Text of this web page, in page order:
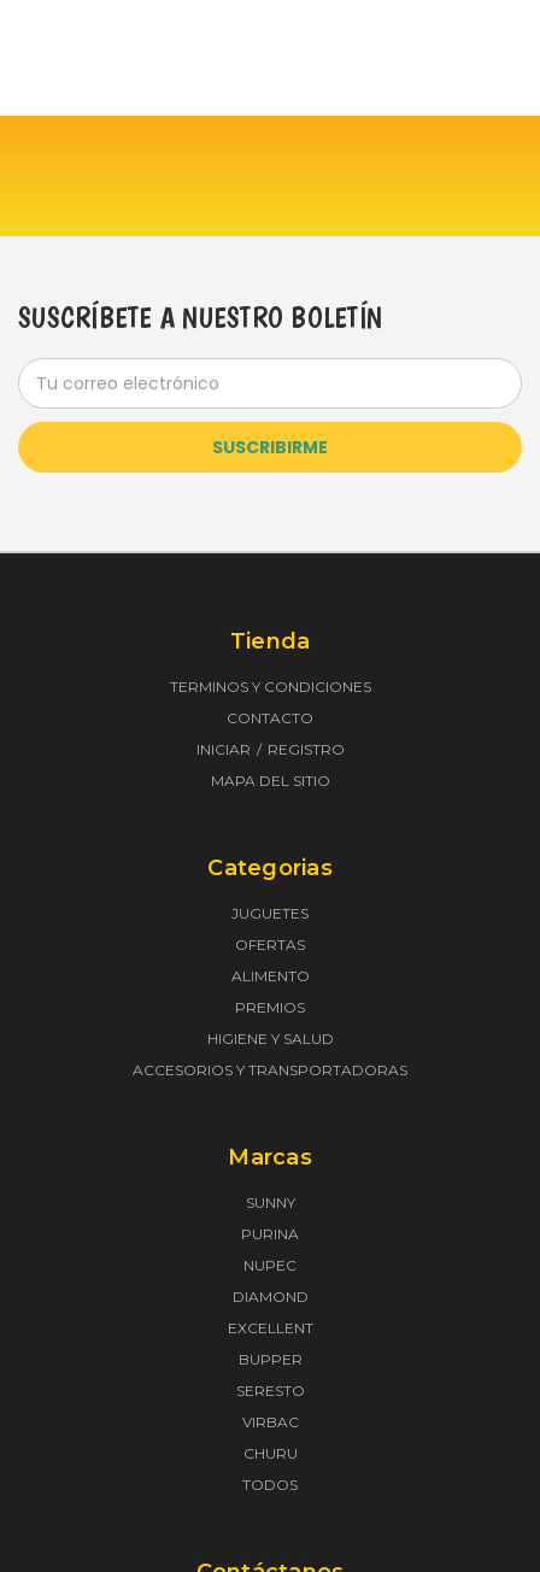
SUSCRÍBETE A NUESTRO BOLETÍN
Dirección
de
correo
electrónico
Tienda
TERMINOS Y CONDICIONES
CONTACTO
INICIAR
REGISTRO
MAPA DEL SITIO
Categorias
JUGUETES
OFERTAS
ALIMENTO
PREMIOS
HIGIENE Y SALUD
ACCESORIOS Y TRANSPORTADORAS
Marcas
SUNNY
PURINA
NUPEC
DIAMOND
EXCELLENT
BUPPER
SERESTO
VIRBAC
CHURU
TODOS